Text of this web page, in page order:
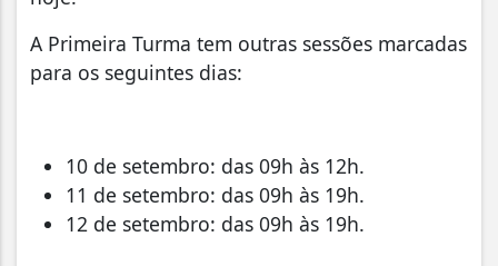
A Primeira Turma tem outras sessões marcadas
para os seguintes dias:
10 de setembro: das 09h às 12h.
11 de setembro: das 09h às 19h.
12 de setembro: das 09h às 19h.